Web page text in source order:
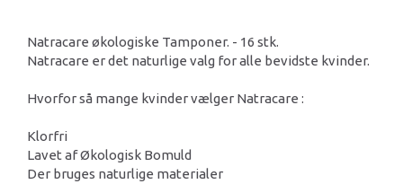
Natracare økologiske Tamponer. - 16 stk.
Natracare er det naturlige valg for alle bevidste kvinder.
Hvorfor så mange kvinder vælger Natracare :
Klorfri
Lavet af Økologisk Bomuld
Der bruges naturlige materialer